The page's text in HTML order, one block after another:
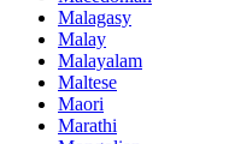
Malagasy
Malay
Malayalam
Maltese
Maori
Marathi